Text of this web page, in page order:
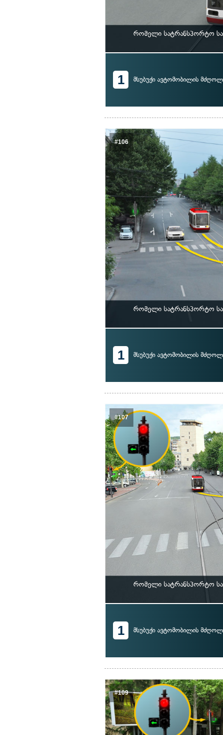
რომელი სატრანსპორტო
1 მსუბუქი ავტომობილის
#106
რომელი სატრანსპორტო
1 მსუბუქი ავტომობილის
#107
რომელი სატრანსპორტო
1 მსუბუქი ავტომობილის
#109